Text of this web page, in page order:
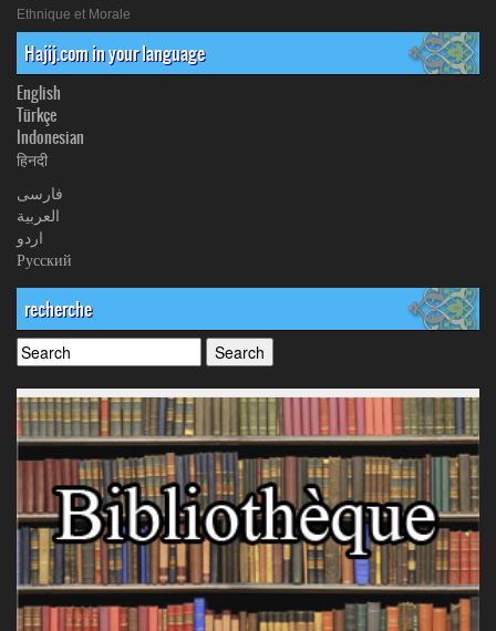
Ethnique et Morale
Hajij.com in your language
English
Türkçe
Indonesian
हिनदी
فارسی
العربیة
اردو
Русский
recherche